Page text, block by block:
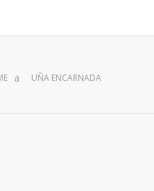
UÑA ENCARNADA